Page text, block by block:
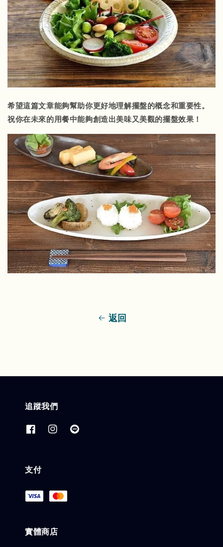
希望這篇文章能夠幫助你更好地理解擺盤的概念和重要性。
祝你在未來的用餐中能夠創造出美味又美觀的擺盤效果！
返回
追蹤我們
支付
實體商店